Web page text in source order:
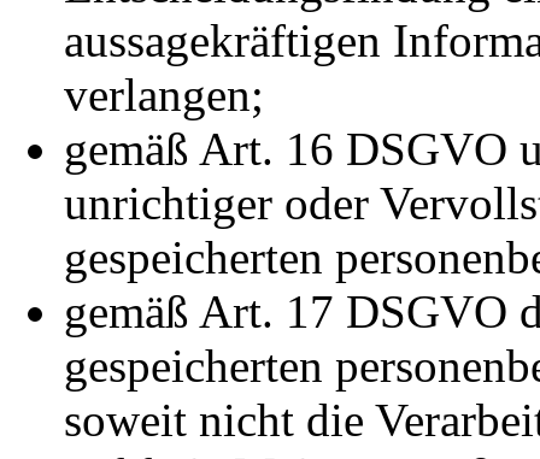
aussagekräftigen
verlangen;
gemäß Art. 16 DSGVO
unrichtiger oder
gespeicherten
gemäß Art. 17 DSGVO
gespeicherten
soweit nicht die